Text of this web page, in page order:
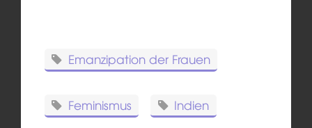
Emanzipation der Frauen
Feminismus Indien